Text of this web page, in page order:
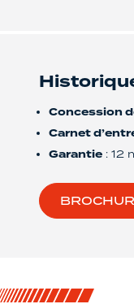
Concession
Carnet
Garantie : 12